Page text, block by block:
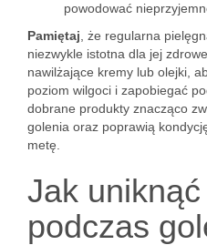
powodować
Pamiętaj , że regularna
niezwykle istotna dla jej
nawilżające kremy lub olejki,
poziom wilgoci i zapobiegać
dobrane produkty znacząco
golenia oraz poprawią
metę.
Jak
podczas